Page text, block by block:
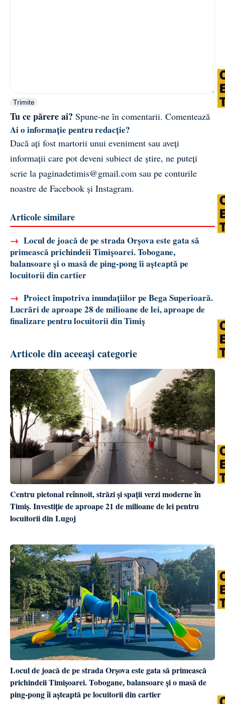
Trimite
Tu ce părere ai? Spune-ne în comentarii. Comentează
Ai o informație pentru redacție?
Dacă ați fost martorii unui eveniment sau aveți
informații care pot deveni subiect de știre, ne puteți
scrie la paginadetimis@gmail.com sau pe conturile
noastre de Facebook și Instagram.
Articole similare
→ Locul de joacă de pe strada Orșova este gata să
primească prichindeii Timișoarei. Tobogane,
balansoare și o masă de ping-pong îi așteaptă pe
locuitorii din cartier
→ Proiect împotriva inundațiilor pe Bega Superioară.
Lucrări de aproape 28 de milioane de lei, aproape de
finalizare pentru locuitorii din Timiș
Articole din aceeași categorie
Centru pietonal reînnoit, străzi și spații verzi moderne în
Timiș. Investiție de aproape 21 de milioane de lei pentru
locuitorii din Lugoj
Locul de joacă de pe strada Orșova este gata să primească
prichindeii Timișoarei. Tobogane, balansoare și o masă de
ping-pong îi așteaptă pe locuitorii din cartier